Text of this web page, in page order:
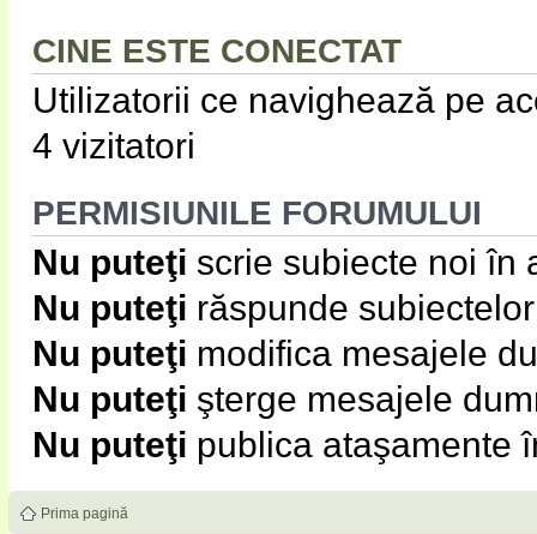
CINE ESTE CONECTAT
Utilizatorii ce navighează pe
4 vizitatori
PERMISIUNILE FORUMULUI
Nu puteţi scrie subiecte noi în
Nu puteţi răspunde
Nu puteţi modifica mesajele
Nu puteţi şterge mesajele
Nu puteţi publica ataşamente
Prima pagină